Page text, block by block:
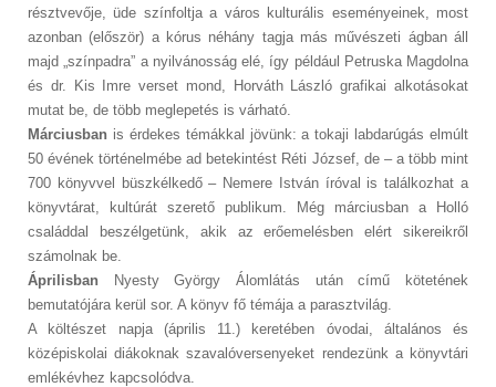
résztvevője, üde színfoltja a város kulturális eseményeinek, most
azonban (először) a kórus néhány tagja más művészeti ágban áll
majd „színpadra” a nyilvánosság elé, így például Petruska Magdolna
és dr. Kis Imre verset mond, Horváth László grafikai alkotásokat
mutat be, de több meglepetés is várható.
Márciusban is érdekes témákkal jövünk: a tokaji labdarúgás elmúlt
50 évének történelmébe ad betekintést Réti József, de – a több mint
700 könyvvel büszkélkedő – Nemere István íróval is találkozhat a
könyvtárat, kultúrát szerető publikum. Még márciusban a Holló
családdal beszélgetünk, akik az erőemelésben elért sikereikről
számolnak be.
Áprilisban Nyesty György Álomlátás után című kötetének
bemutatójára kerül sor. A könyv fő témája a parasztvilág.
A költészet napja (április 11.) keretében óvodai, általános és
középiskolai diákoknak szavalóversenyeket rendezünk a könyvtári
emlékévhez kapcsolódva.